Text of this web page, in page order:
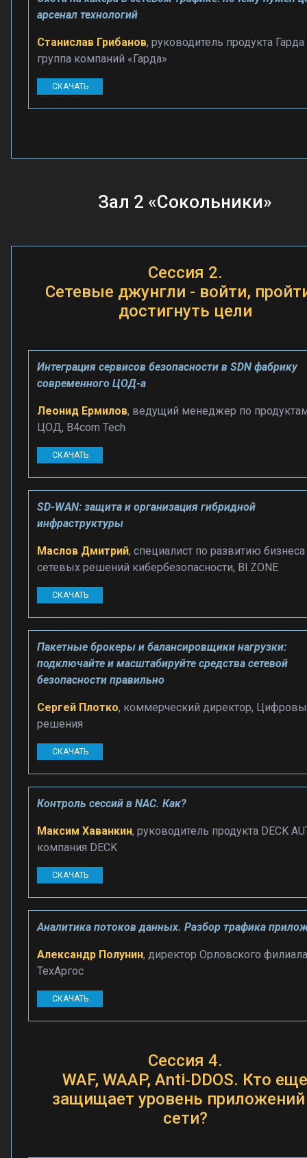
арсенал технологий
Станислав Грибанов, руководитель продукта Гарда
группа компаний «Гарда»
СКАЧАТЬ
Зал 2 «Сокольники»
Сессия 2.
Сетевые джунгли - войти,
достигнуть цели
Интеграция сервисов безопасности в SDN фабрику
современного ЦОД-а
Леонид Ермилов, ведущий менеджер по
ЦОД, B4com Tech
СКАЧАТЬ
SD-WAN: защита и организация гибридной
инфраструктуры
Маслов Дмитрий, специалист по развитию бизнеса
сетевых решений кибербезопасности, BI.ZONE
СКАЧАТЬ
Пакетные брокеры и балансировщики нагрузки:
подключайте и масштабируйте средства сетевой
безопасности правильно
Сергей Плотко, коммерческий директор,
решения
СКАЧАТЬ
Контроль сессий в NAC. Как?
Максим Хаванкин, руководитель продукта DECK
компания DECK
СКАЧАТЬ
Аналитика потоков данных. Разбор трафика
Александр Полунин, директор Орловского
ТехАргос
СКАЧАТЬ
Сессия 4.
WAF, WAAP, Anti‑DDOS. Кто еще
защищает уровень
сети?